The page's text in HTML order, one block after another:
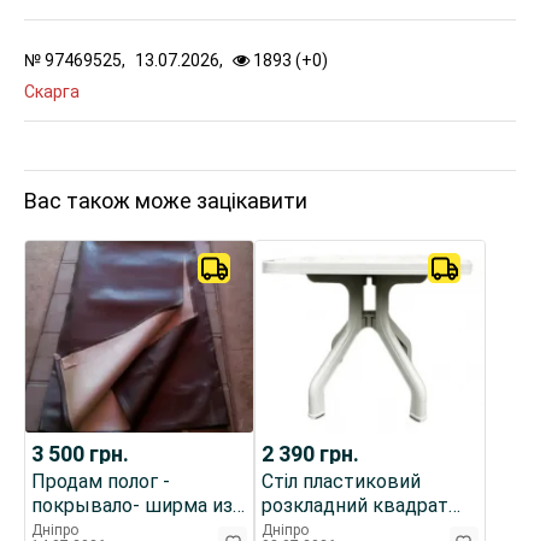
№97469525, 13.07.2026, 1893 (+0)
Скарга
Вас також може зацікавити
3 500 грн.
Продам полог -
покрывало- ширма из
винилискожи
Дніпро
2 390 грн.
Стіл пластиковий
розкладний квадрат
білий Прима 80х80 см
Дніпро